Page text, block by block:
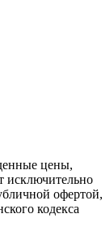
цены,
исключительно
офертой,
кодекса